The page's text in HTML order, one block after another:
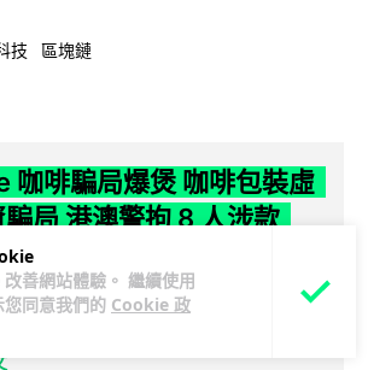
善網站體驗。 繼續使用
同意我們的 Cookie 政
技 區塊鏈
咖啡騙局爆煲 咖啡包裝虛
局 港澳警拘 8 人涉款
警搗破以養生咖啡生意包裝的虛擬貨幣投
兩地共拘捕 8 人，接獲逾 200 宗舉報，涉